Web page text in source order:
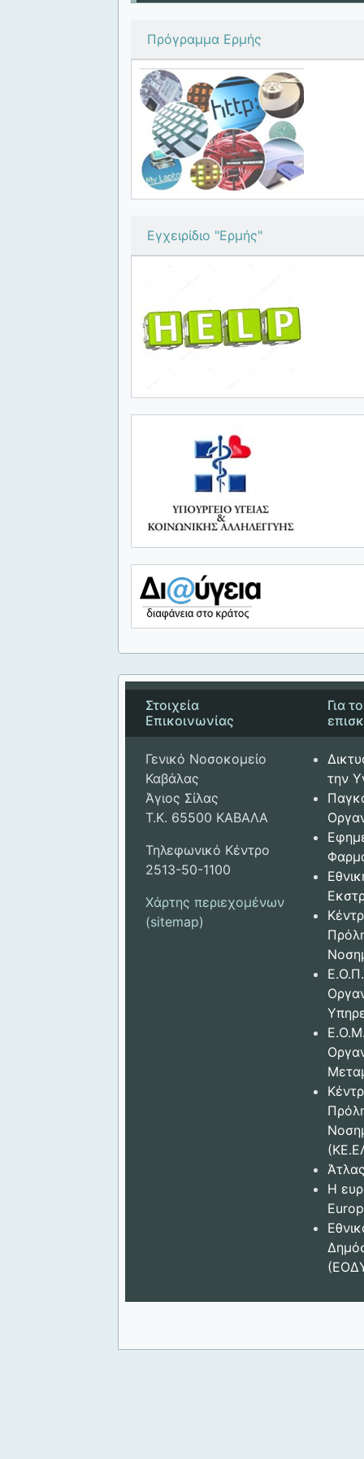
Πρόγραμμα Ερμής
Εγχειρίδιο "Ερμής"
Στοιχεία
Επικοινωνίας
Γενικό Νοσοκομείο
Καβάλας
Άγιος Σίλας
Τ.Κ. 65500 ΚΑΒΑΛΑ
Τηλεφωνικό Κέντρο
2513-50-1100
Χάρτης περιεχομένων
(sitemap)
Για
την
Η